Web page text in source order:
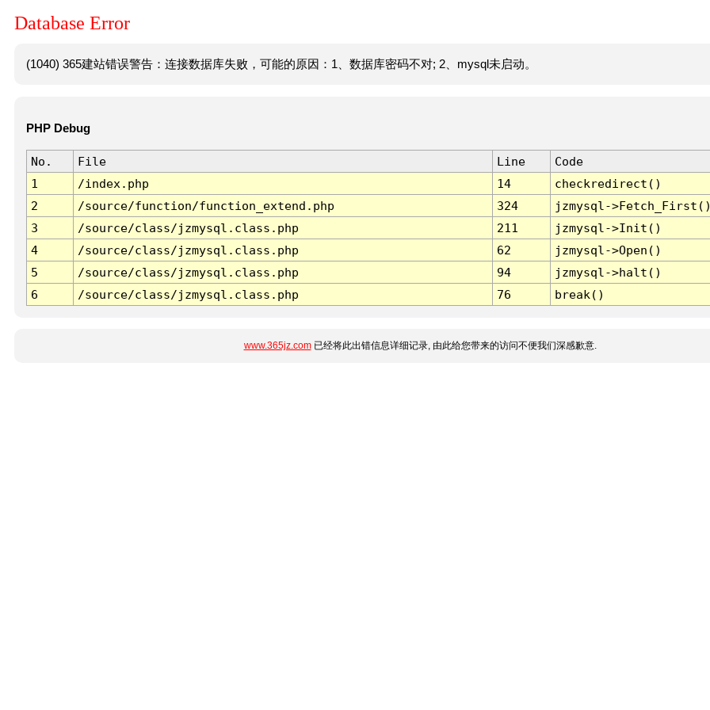
Database Error
(1040) 365建站错误警告：连接数据库失败，可能的原因：1、数据库密码不对; 2、mysql未启动。
PHP Debug
No. File Line
Code
1
/index.php 14
checkredirect()
2
/source/function/function_extend.php 324
jzmysql-
3
/source/class/jzmysql.class.php 211
jzmysql->Init()
4
/source/class/jzmysql.class.php 62
jzmysql->Open()
5
/source/class/jzmysql.class.php 94
jzmysql->halt()
6
/source/class/jzmysql.class.php 76 break()
www.365jz.com已经将此出错信息详细记录, 由此给您带来的访问不便我们深感歉意.